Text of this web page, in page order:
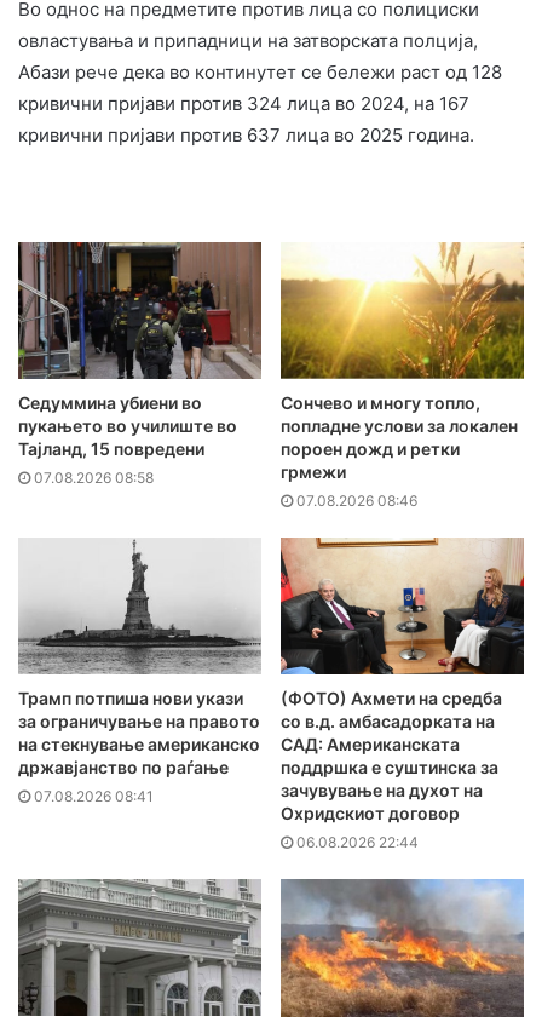
Во однос на предметите против лица со полициски
овластувања и припадници на затворската полција,
Абази рече дека во континутет се бележи раст од 128
кривични пријави против 324 лица во 2024, на 167
кривични пријави против 637 лица во 2025 година.
Седуммина убиени во
пукањето во училиште во
Тајланд, 15 повредени
07.08.2026 08:58
Сончево и многу топло,
попладне услови за локален
пороен дожд и ретки
грмежи
07.08.2026 08:46
Трамп потпиша нови укази
за ограничување на правото
на стекнување американско
државјанство по раѓање
07.08.2026 08:41
(ФОТО) Ахмети на средба
со в.д. амбасадорката на
САД: Американската
поддршка е суштинска за
зачувување на духот на
Охридскиот договор
06.08.2026 22:44